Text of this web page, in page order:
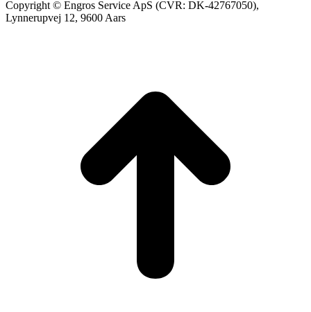
Copyright © Engros Service ApS (CVR: DK-42767050),
Lynnerupvej 12, 9600 Aars